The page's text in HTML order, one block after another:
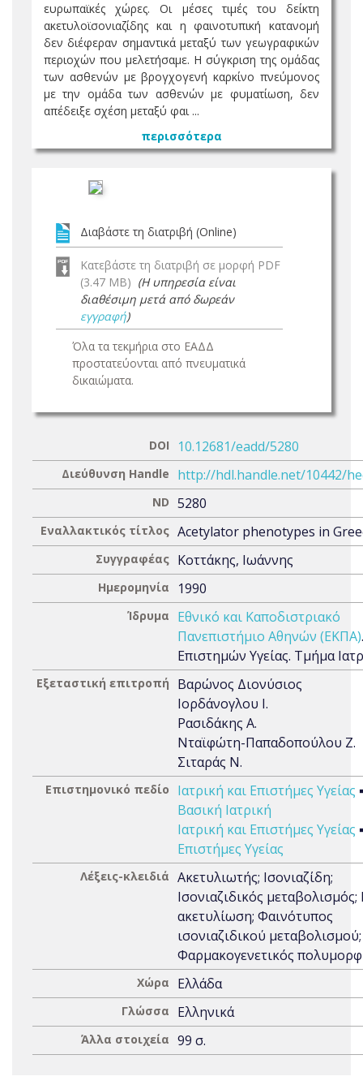
ευρωπαϊκές χώρες. Οι μέσες τιμές του δείκτη
ακετυλοϊσονιαζίδης και η φαινοτυπική κατανομή
δεν διέφεραν σημαντικά μεταξύ των γεωγραφικών
περιοχών που μελετήσαμε. Η σύγκριση της ομάδας
των ασθενών με βρογχογενή καρκίνο πνεύμονος
με την ομάδα των ασθενών με φυματίωση, δεν
απέδειξε σχέση μεταξύ φαι ...
περισσότερα
Διαβάστε τη διατριβή (Online)
Κατεβάστε τη διατριβή σε μορφή PDF
(3.47 MB) (Η υπηρεσία είναι
διαθέσιμη μετά από δωρεάν
εγγραφή)
Όλα τα τεκμήρια στο ΕΑΔΔ
προστατεύονται από πνευματικά
δικαιώματα.
DOI 10.12681/eadd/5280
Διεύθυνση Handle http://hdl.handle.net/10442/
ND 5280
Εναλλακτικός τίτλος Acetylator phenotypes in
Συγγραφέας Κοττάκης, Ιωάννης
Ημερομηνία 1990
Ίδρυμα
Εθνικό και Καποδιστριακό
Πανεπιστήμιο Αθηνών (ΕΚΠΑ)
Επιστημών Υγείας. Τμήμα
Εξεταστική επιτροπή
Βαρώνος Διονύσιος
Ιορδάνογλου Ι.
Ρασιδάκης Α.
Νταϊφώτη-Παπαδοπούλου Ζ.
Σιταράς Ν.
Επιστημονικό πεδίο Ιατρική και Επιστήμες Υγείας
Βασική Ιατρική
Ιατρική και Επιστήμες Υγείας
Επιστήμες Υγείας
Λέξεις-κλειδιά Ακετυλιωτής; Ισονιαζίδη;
Ισονιαζιδικός
ακετυλίωση; Φαινότυπος
ισονιαζιδικού μεταβολισμού;
Φαρμακογενετικός
Χώρα Ελλάδα
Γλώσσα Ελληνικά
Άλλα στοιχεία 99 σ.